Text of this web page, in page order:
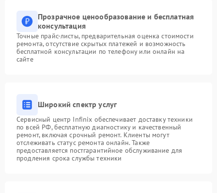
Прозрачное ценообразование и бесплатная
консультация
Точные прайс-листы, предварительная оценка стоимости
ремонта, отсутствие скрытых платежей и возможность
бесплатной консультации по телефону или онлайн на
сайте
Широкий спектр услуг
Сервисный центр Infinix обеспечивает доставку техники
по всей РФ, бесплатную диагностику и качественный
ремонт, включая срочный ремонт. Клиенты могут
отслеживать статус ремонта онлайн. Также
предоставляется постгарантийное обслуживание для
продления срока службы техники